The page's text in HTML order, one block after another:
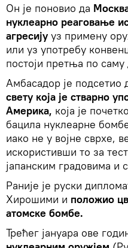
Он је поновио да
нуклеарно реаговање
агресијууз примену
или уз употребу
постоји претња по саму
Амбасадор је подсетио
свету која је стварно
Америка, која је
бацила нуклеарне
иако не у војне сврхе,
искористивши то за
јапанским градовима и
Раније је руски
Хирошими и положио
атомске бомбе.
Трећег јануара ове